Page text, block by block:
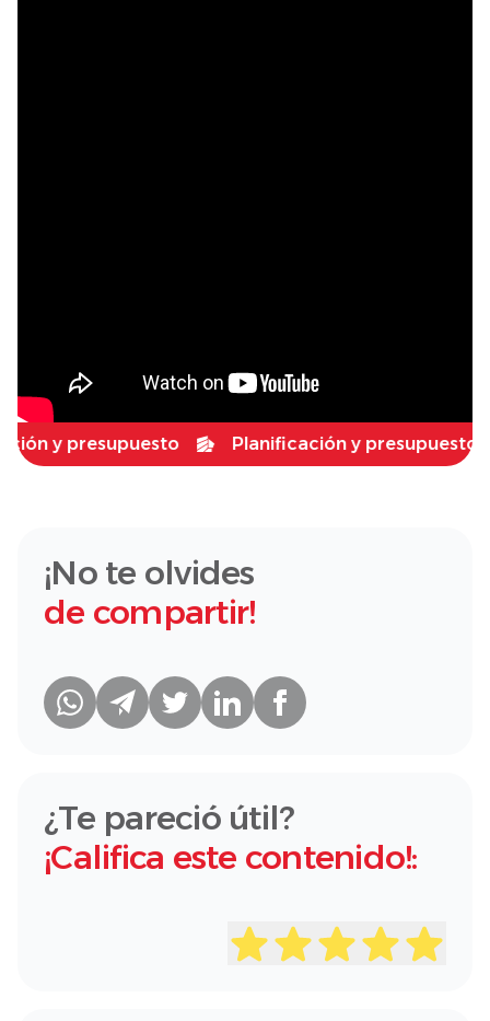
y presupuesto Planificación y presupuesto
¡No te olvides
de compartir!
¿Te pareció útil?
¡Califica este contenido!: